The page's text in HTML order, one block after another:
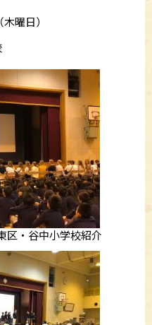
曜日）
区・谷中小学校紹介